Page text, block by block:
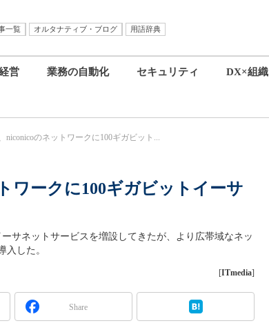
一覧 オルタナティブ・ブログ
用語辞典
営 業務の自動化 セキュリティ DX×組織
niconicoのネットワークに100ギガビット...
ワークに100ギガビットイーサ
サネットサービスを増設してきたが、より広帯域なネッ
入した。
[ITmedia]
Share